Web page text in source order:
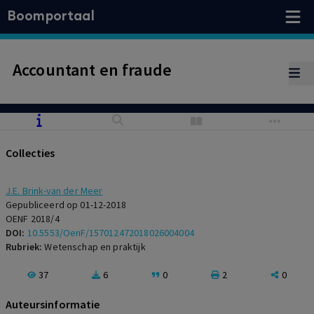
Boomportaal
Accountant en fraude
Collecties
J.E. Brink-van der Meer
Gepubliceerd op 01-12-2018
OENF 2018/4
DOI: 10.5553/OenF/157012472018026004004
Rubriek:Wetenschap en praktijk
37 6 0 2 0
Auteursinformatie